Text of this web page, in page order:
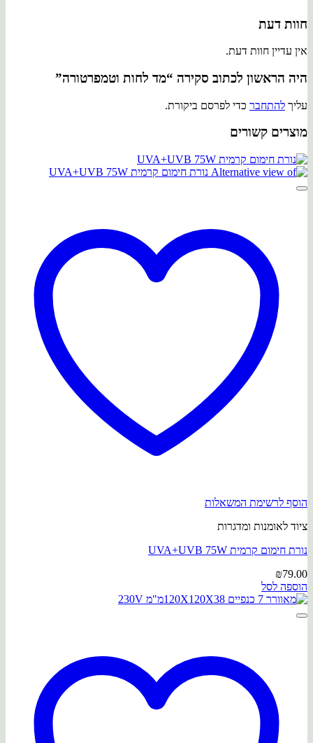
חוות דעת
אין עדיין חוות דעת.
היה הראשון לכתוב סקירה “מד לחות וטמפרטורה”
עליך להתחבר כדי לפרסם ביקורת.
מוצרים קשורים
הוסף לרשימת המשאלות
ציוד לאומנות ומדגרות
נורת חימום קרמית UVA+UVB 75W
₪79.00
הוספה לסל